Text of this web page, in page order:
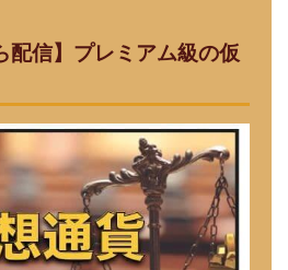
配信】プレミアム級の仮